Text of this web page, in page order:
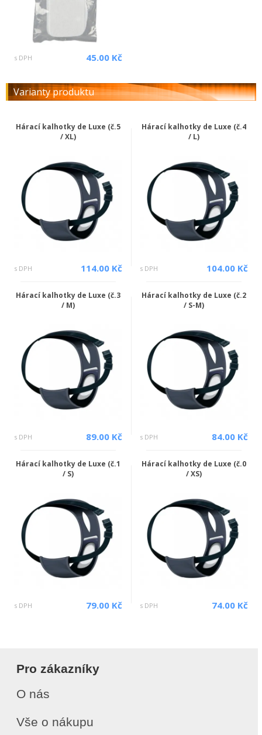
s DPH 45.00 Kč
Varianty produktu
Hárací kalhotky de Luxe (č.5
/ XL)
s DPH 114.00 Kč
Hárací kalhotky de Luxe (č.4
/ L)
s DPH 104.00 Kč
Hárací kalhotky de Luxe (č.3
/ M)
s DPH 89.00 Kč
Hárací kalhotky de Luxe (č.2
/ S-M)
s DPH 84.00 Kč
Hárací kalhotky de Luxe (č.1
/ S)
s DPH 79.00 Kč
Hárací kalhotky de Luxe (č.0
/ XS)
s DPH 74.00 Kč
Pro zákazníky
O nás
Vše o nákupu